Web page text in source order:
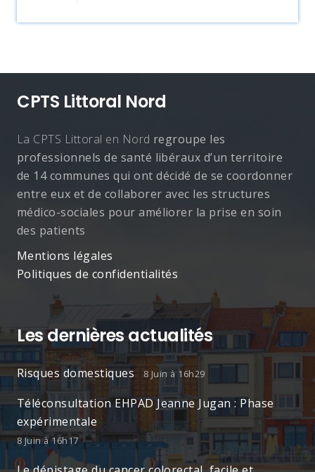
CPTS Littoral Nord
La CPTS Littoral en Nord regroupe les
professionnels de santé libéraux d’un territoire
de 14 communes qui ont décidé de se coordonner
entre eux et de collaborer avec les structures
médico-sociales pour améliorer la prise en soin
des patients
Mentions légales
Politiques de confidentialités
Les dernières actualités
Risques domestiques 8 Juin à 16h29
Téléconsultation EHPAD Jeanne Jugan : Phase
expérimentale
8 Juin à 16h17